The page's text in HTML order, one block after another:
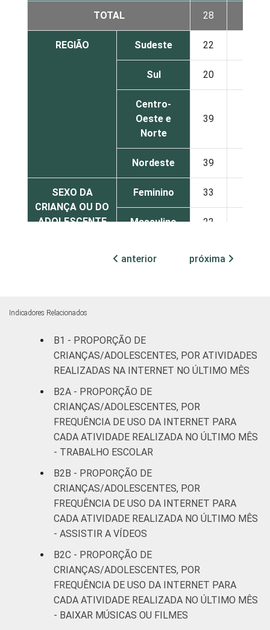
TOTAL 28
REGIÃO Sudeste 22
Sul 20
Centro-
Oeste e
Norte
39
Nordeste 39
SEXO DA
CRIANÇA OU DO
ADOLESCENTE
Feminino 33
Masculino 22
Fundamental
22
Médio ou
mais
31 26
FAIXA ETÁRIA
DA CRIANÇA OU
DO
ADOLESCENTE
De 11 a 12
anos
De 13 a 14
anos
De 15 a 17
anos
RENDA
Até 1 SM
Mais de 1
SM até 2 SM
Mais de 2
SM até 3 SM
anterior próxima
Indicadores Relacionados
B1 - PROPORÇÃO DE
CRIANÇAS/ADOLESCENTES, POR ATIVIDADES
REALIZADAS NA INTERNET NO ÚLTIMO MÊS
B2A - PROPORÇÃO DE
CRIANÇAS/ADOLESCENTES, POR
FREQUÊNCIA DE USO DA INTERNET PARA
CADA ATIVIDADE REALIZADA NO ÚLTIMO MÊS
- TRABALHO ESCOLAR
B2B - PROPORÇÃO DE
CRIANÇAS/ADOLESCENTES, POR
FREQUÊNCIA DE USO DA INTERNET PARA
CADA ATIVIDADE REALIZADA NO ÚLTIMO MÊS
- ASSISTIR A VÍDEOS
B2C - PROPORÇÃO DE
CRIANÇAS/ADOLESCENTES, POR
FREQUÊNCIA DE USO DA INTERNET PARA
CADA ATIVIDADE REALIZADA NO ÚLTIMO MÊS
- BAIXAR MÚSICAS OU FILMES